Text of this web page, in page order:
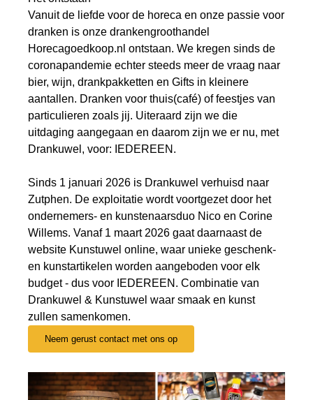
Vanuit de liefde voor de horeca en onze passie voor
dranken is onze drankengroothandel
Horecagoedkoop.nl ontstaan. We kregen sinds de
coronapandemie echter steeds meer de vraag naar
bier, wijn, drankpakketten en Gifts in kleinere
aantallen. Dranken voor thuis(café) of feestjes van
particulieren zoals jij. Uiteraard zijn we die
uitdaging aangegaan en daarom zijn we er nu, met
Drankuwel, voor: IEDEREEN.
Sinds 1 januari 2026 is Drankuwel verhuisd naar
Zutphen. De exploitatie wordt voortgezet door het
ondernemers- en kunstenaarsduo Nico en Corine
Willems. Vanaf 1 maart 2026 gaat daarnaast de
website Kunstuwel online, waar unieke geschenk-
en kunstartikelen worden aangeboden voor elk
budget - dus voor IEDEREEN. Combinatie van
Drankuwel & Kunstuwel waar smaak en kunst
zullen samenkomen.
Neem gerust contact met ons op